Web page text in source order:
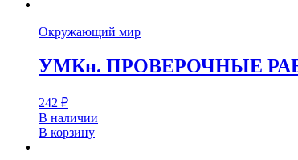
Окружающий мир
УМКн. ПРОВЕРОЧНЫЕ
242 ₽
В наличии
В корзину